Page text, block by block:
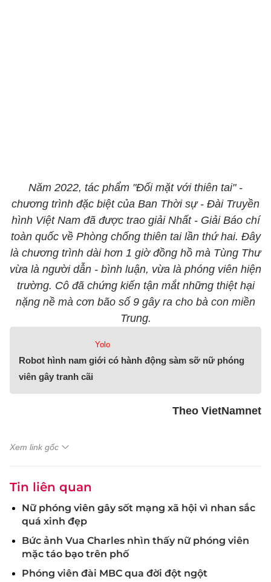
Năm 2022, tác phẩm "Đối mặt với thiên tai" -
chương trình đặc biệt của Ban Thời sự - Đài Truyền
hình Việt Nam đã được trao giải Nhất - Giải Báo chí
toàn quốc về Phòng chống thiên tai lần thứ hai. Đây
là chương trình dài hơn 1 giờ đồng hồ mà Tùng Thư
vừa là người dẫn - bình luận, vừa là phóng viên hiện
trường. Cô đã chứng kiến tận mắt những thiệt hại
nặng nề mà cơn bão số 9 gây ra cho bà con miền
Trung.
Yolo
Robot hình nam giới có hành động sàm sỡ nữ phóng
viên gây tranh cãi
Theo VietNamnet
Xem link gốc
Tin liên quan
Nữ phóng viên gây sốt mạng xã hội vì nhan sắc
quá xinh đẹp
Bức ảnh Vua Charles nhìn thấy nữ phóng viên
mặc táo bạo trên phố
Phóng viên đài MBC qua đời đột ngột